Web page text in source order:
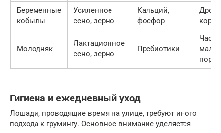
Беременные
кобылы
Усиленное
сено, зерно
Кальций,
фосфор
Молодняк
Лактационное
сено, зерно
Пребиотики
Гигиена и ежедневный уход
Лошади, проводящие время на улице, требуют иного
подхода к грумингу. Основное внимание уделяется